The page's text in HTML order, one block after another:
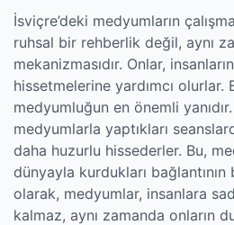
İsviçre’deki medyumların
ruhsal bir rehberlik değil, aynı
mekanizmasıdır. Onlar,
hissetmelerine yardımcı olurlar.
medyumluğun en önemli yanıdır.
medyumlarla yaptıkları
daha huzurlu hissederler. Bu,
dünyayla kurdukları
olarak, medyumlar, insanlara
kalmaz, aynı zamanda onların